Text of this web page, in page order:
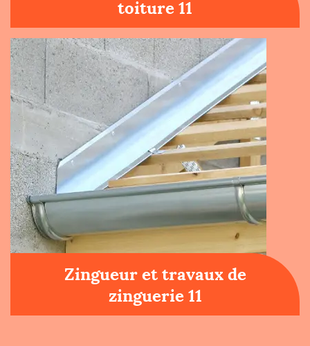
toiture 11
Zingueur et travaux de
zinguerie 11